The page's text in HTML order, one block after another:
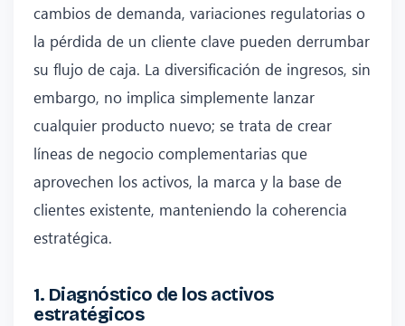
cambios de demanda, variaciones regulatorias o
la pérdida de un cliente clave pueden derrumbar
su flujo de caja. La diversificación de ingresos, sin
embargo, no implica simplemente lanzar
cualquier producto nuevo; se trata de crear
líneas de negocio complementarias que
aprovechen los activos, la marca y la base de
clientes existente, manteniendo la coherencia
estratégica.
1. Diagnóstico de los activos
estratégicos